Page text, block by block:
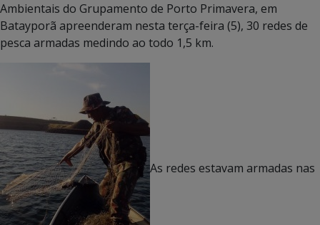
Ambientais do Grupamento de Porto Primavera, em
Batayporã apreenderam nesta terça-feira (5), 30 redes de
pesca armadas medindo ao todo 1,5 km.
As redes estavam armadas nas